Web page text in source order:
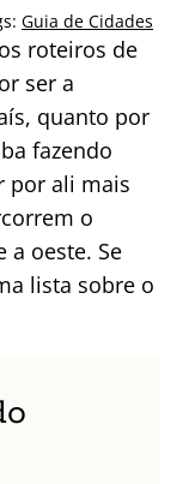
Guia de Cidades
roteiros de
ser a
quanto por
fazendo
por ali mais
o
oeste. Se
lista sobre o